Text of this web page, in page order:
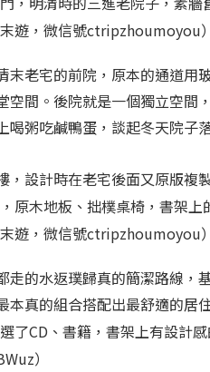
遊，微信號ctripzhoumoyou）
末老宅的前院，原本的通道用
空間。後院就是一個獨立空
喝粥吃鹹鴨蛋，談起冬天院子
，設計時在老宅後面又原版複
原木地板、拙樸桌椅，書架
遊，微信號ctripzhoumoyou）
走的水返璞歸真的簡潔路線，
本真的組合搭配出最舒適的
了CD、書籍，書架上有設計
）